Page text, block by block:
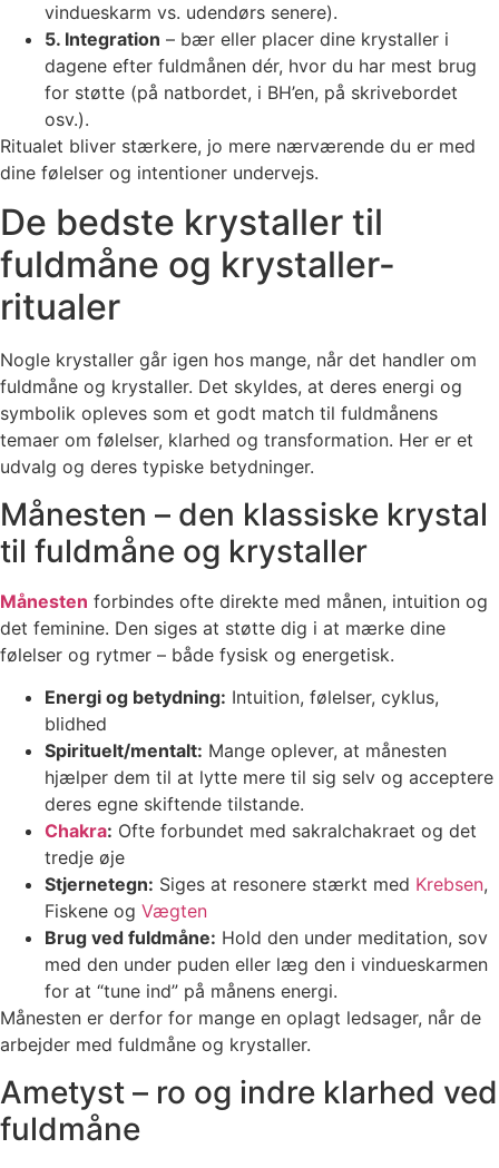
vindueskarm vs. udendørs senere).
5. Integration – bær eller placer dine krystaller i
dagene efter fuldmånen dér, hvor du har mest brug
for støtte (på natbordet, i BH’en, på skrivebordet
osv.).
Ritualet bliver stærkere, jo mere nærværende du er med
dine følelser og intentioner undervejs.
De bedste krystaller til
fuldmåne og krystaller-
ritualer
Nogle krystaller går igen hos mange, når det handler om
fuldmåne og krystaller. Det skyldes, at deres energi og
symbolik opleves som et godt match til fuldmånens
temaer om følelser, klarhed og transformation. Her er et
udvalg og deres typiske betydninger.
Månesten – den klassiske krystal
til fuldmåne og krystaller
Månesten forbindes ofte direkte med månen, intuition og
det feminine. Den siges at støtte dig i at mærke dine
følelser og rytmer – både fysisk og energetisk.
Energi og betydning: Intuition, følelser, cyklus,
blidhed
Spirituelt/mentalt: Mange oplever, at månesten
hjælper dem til at lytte mere til sig selv og acceptere
deres egne skiftende tilstande.
Chakra: Ofte forbundet med sakralchakraet og det
tredje øje
Stjernetegn: Siges at resonere stærkt med Krebsen,
Fiskene og Vægten
Brug ved fuldmåne: Hold den under meditation, sov
med den under puden eller læg den i vindueskarmen
for at “tune ind” på månens energi.
Månesten er derfor for mange en oplagt ledsager, når de
arbejder med fuldmåne og krystaller.
Ametyst – ro og indre klarhed ved
fuldmåne